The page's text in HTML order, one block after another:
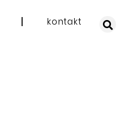
kontakt